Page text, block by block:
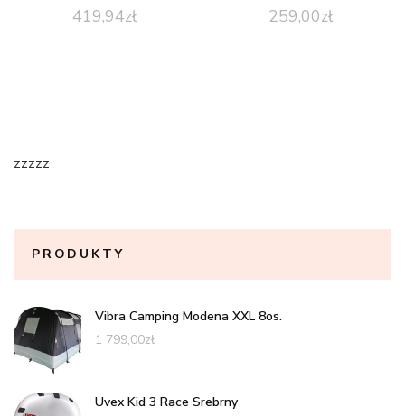
419,94zł 259,00zł
zzzzz
PRODUKTY
Vibra Camping Modena XXL 8os.
1 799,00zł
Uvex Kid 3 Race Srebrny